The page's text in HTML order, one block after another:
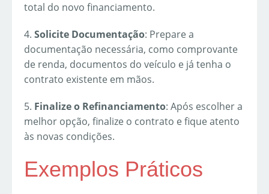
total do novo financiamento.
4. Solicite Documentação: Prepare a
documentação necessária, como comprovante
de renda, documentos do veículo e já tenha o
contrato existente em mãos.
5. Finalize o Refinanciamento: Após escolher a
melhor opção, finalize o contrato e fique atento
às novas condições.
Exemplos Práticos